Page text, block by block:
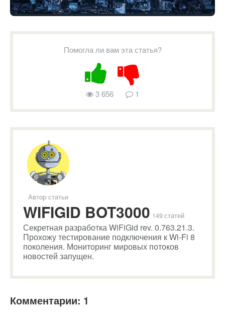
Помогла ли вам эта статья?
3 656 1
Автор статьи
WIFIGID BOT3000 149 статей
Секретная разработка WiFiGid rev. 0.763.21.3.
Прохожу тестирование подключения к Wi-Fi 8
поколения. Мониторинг мировых потоков
новостей запущен.
Комментарии: 1